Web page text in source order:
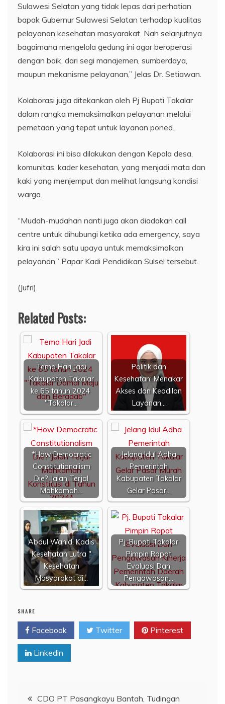
Sulawesi Selatan yang tidak lepas dari perhatian
bapak Gubernur Sulawesi Selatan terhadap kualitas
pelayanan kesehatan masyarakat. Nah selanjutnya
bagaimana mengelola gedung ini agar beroperasi
dengan baik, dari segi manajemen, sumberdaya,
maupun mekanisme pelayanan,” Jelas Dr. Setiawan.
Kolaborasi juga ditekankan oleh Pj Bupati Takalar
dalam rangka memaksimalkan pelayanan melalui
pemetaan yang tepat untuk layanan poned.
Kolaborasi ini bisa dilakukan dengan Kepala desa,
komunitas, kader kesehatan, yang menjadi mata dan
kaki yang menjemput dan melihat langsung kondisi
warga.
“Mudah-mudahan nanti juga akan diadakan call
centre untuk dihubungi ketika ada emergency, saya
kira ini salah satu upaya untuk memaksimalkan
pelayanan,” Papar Kadi Pendidikan Sulsel tersebut.
(Jufri).
Related Posts:
Tema Hari Jadi
Kabupaten Takalar
ke 65 tahun 2024
"Takalar…
Politik dan
Kesehatan: Menakar
Akses dan Keadilan
Layanan…
*How Democratic
Constitutionalism
Die? Jalan Terjal
Mahkamah…
Jelang Idul Adha
Pemerintah
Kabupaten Takalar
Gelar Pasar…
Abdul Wahid, Kadis
Kesehatan Lutra "
Kesehatan
Masyarakat di…
Pj. Bupati Takalar
Pimpin Rapat
Evaluasi Dan
Pengawasan…
SHARE
Facebook Twitter Pinterest
Linkedin
Navigasi
CDO PT Pasangkayu Bantah, Tudingan